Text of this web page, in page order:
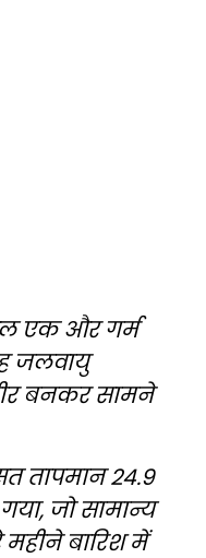
एक और गर्म
जलवायु
बनकर सामने
तापमान 24.9
जो सामान्य
महीने बारिश में